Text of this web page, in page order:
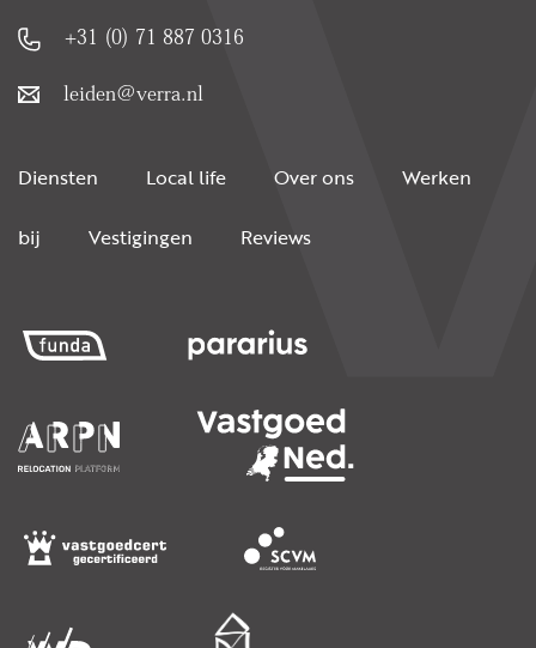
+31 (0) 71 887 0316
leiden@verra.nl
Diensten Local life Over ons Werken
bij Vestigingen Reviews